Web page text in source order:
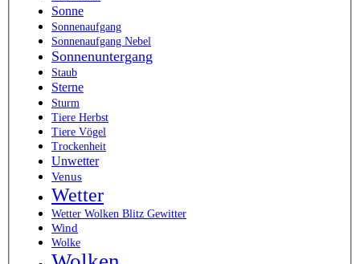
Sonne
Sonnenaufgang
Sonnenaufgang Nebel
Sonnenuntergang
Staub
Sterne
Sturm
Tiere Herbst
Tiere Vögel
Trockenheit
Unwetter
Venus
Wetter
Wetter Wolken Blitz Gewitter
Wind
Wolke